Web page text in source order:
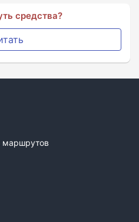
средства?
маршрутов